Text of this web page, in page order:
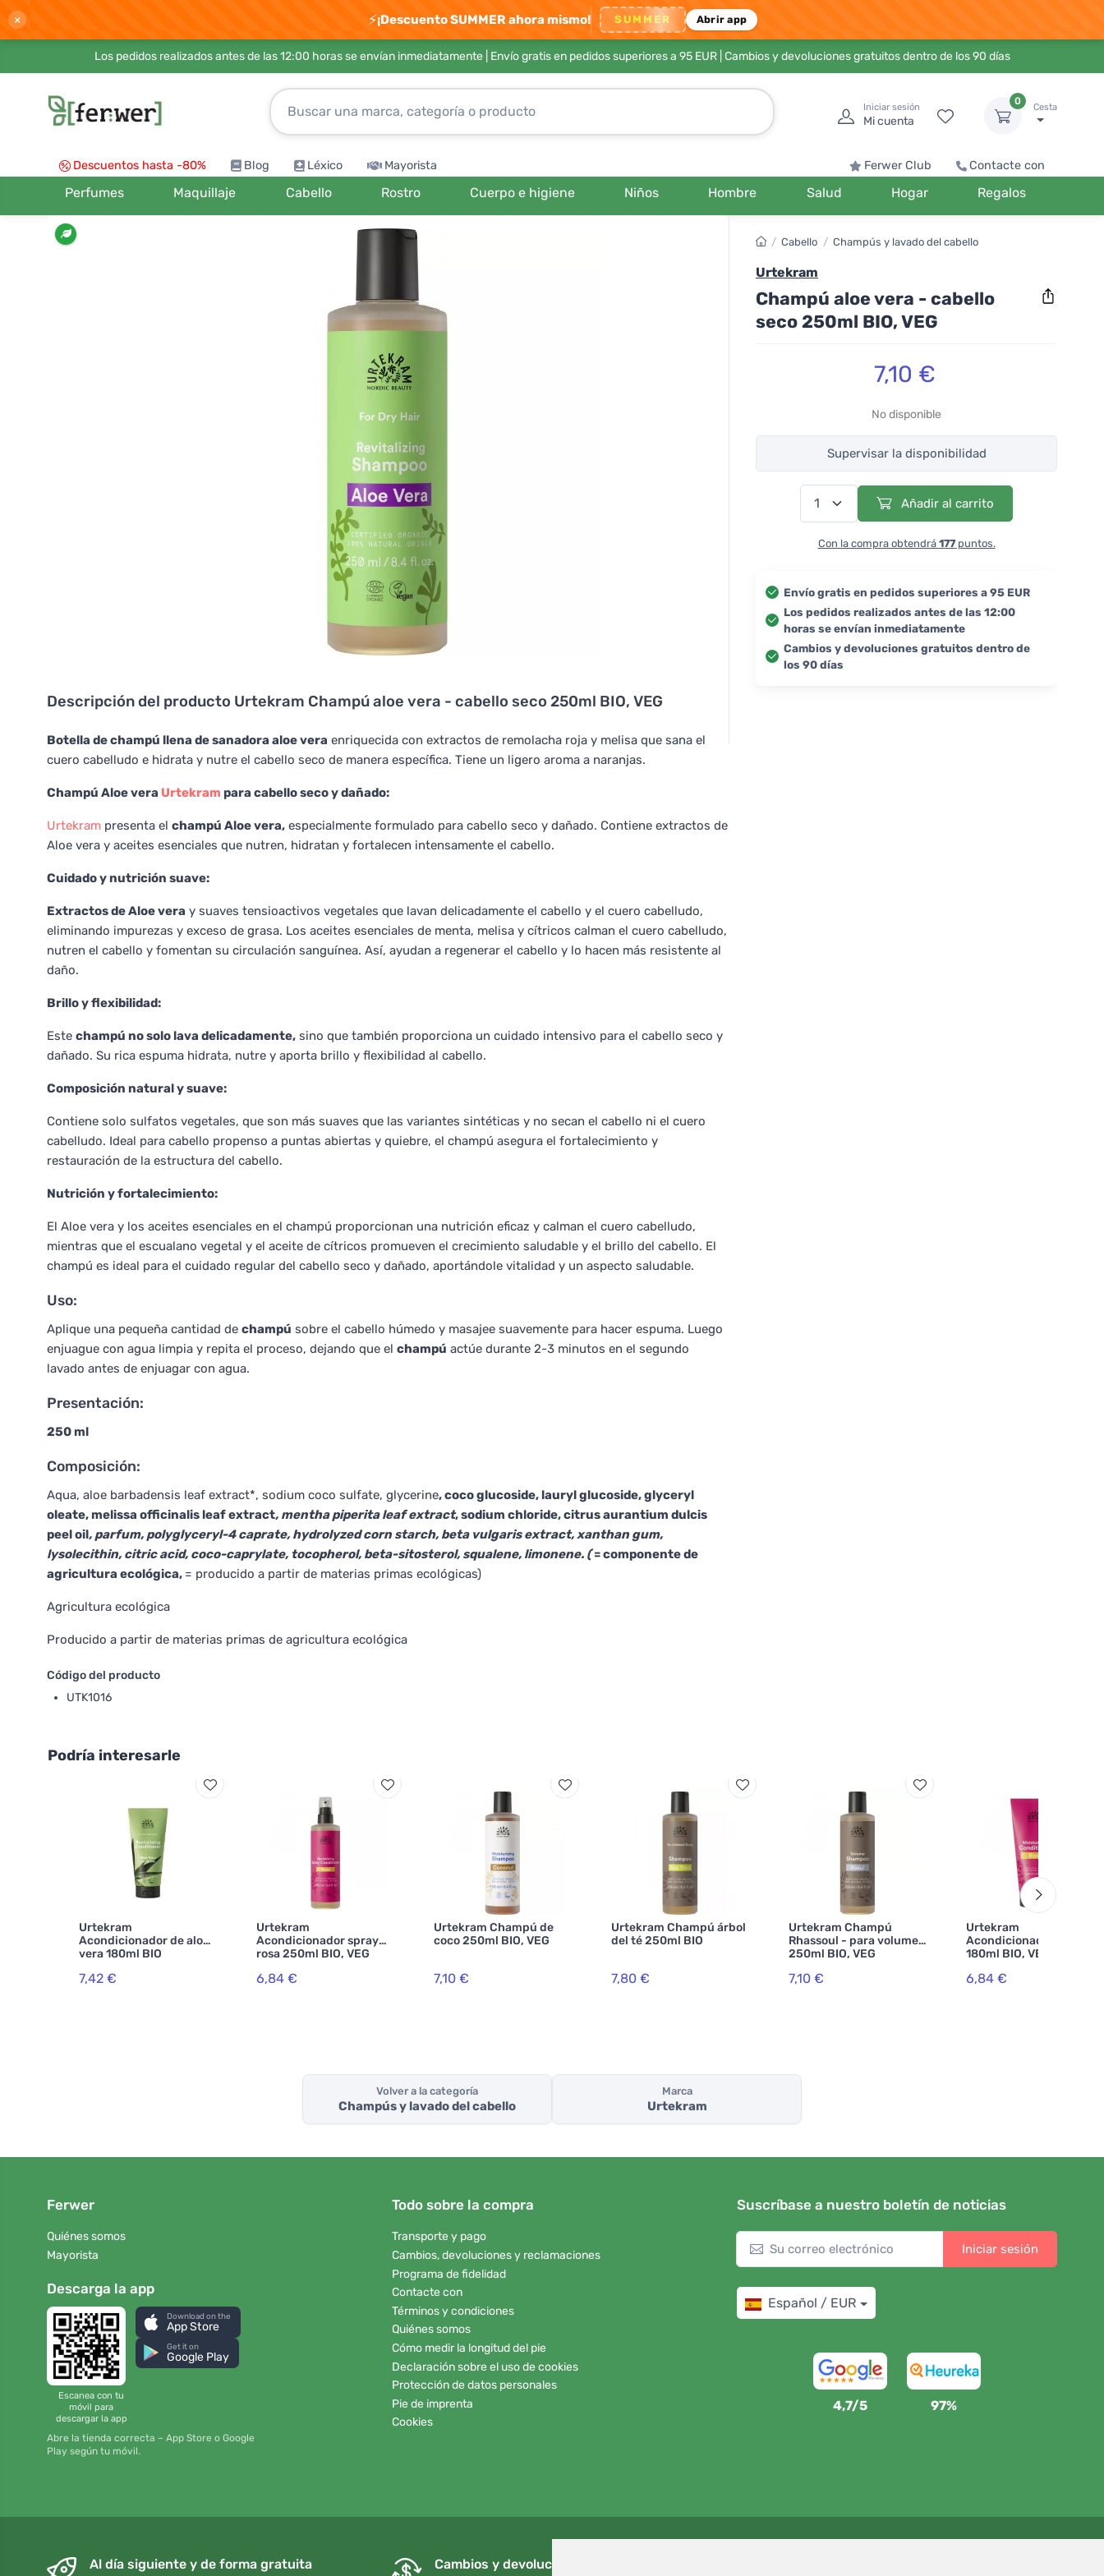
× ⚡¡Descuento SUMMER ahora mismo! SUMMER Abrir app
Los pedidos realizados antes de las 12:00 horas se envían inmediatamente | Envío gratis en pedidos superiores a 95 EUR| Cambios y devoluciones gratuitos dentro de los 90 días
Iniciar sesión
Mi cuenta
0
Cesta
Descuentos hasta -80% Blog Léxico Mayorista Ferwer Club Contacte con
Perfumes Maquillaje Cabello Rostro Cuerpo e higiene Niños Hombre Salud Hogar Regalos
Descripción del producto Urtekram Champú aloe vera - cabello seco 250ml BIO, VEG
Botella de champú llena de sanadora aloe vera enriquecida con extractos de remolacha roja y melisa que sana el
cuero cabelludo e hidrata y nutre el cabello seco de manera específica. Tiene un ligero aroma a naranjas.
Champú Aloe vera Urtekram para cabello seco y dañado:
Urtekram presenta el champú Aloe vera, especialmente formulado para cabello seco y dañado. Contiene extractos de
Aloe vera y aceites esenciales que nutren, hidratan y fortalecen intensamente el cabello.
Cuidado y nutrición suave:
Extractos de Aloe vera y suaves tensioactivos vegetales que lavan delicadamente el cabello y el cuero cabelludo,
eliminando impurezas y exceso de grasa. Los aceites esenciales de menta, melisa y cítricos calman el cuero cabelludo,
nutren el cabello y fomentan su circulación sanguínea. Así, ayudan a regenerar el cabello y lo hacen más resistente al
daño.
Brillo y flexibilidad:
Este champú no solo lava delicadamente, sino que también proporciona un cuidado intensivo para el cabello seco y
dañado. Su rica espuma hidrata, nutre y aporta brillo y flexibilidad al cabello.
Composición natural y suave:
Contiene solo sulfatos vegetales, que son más suaves que las variantes sintéticas y no secan el cabello ni el cuero
cabelludo. Ideal para cabello propenso a puntas abiertas y quiebre, el champú asegura el fortalecimiento y
restauración de la estructura del cabello.
Nutrición y fortalecimiento:
El Aloe vera y los aceites esenciales en el champú proporcionan una nutrición eficaz y calman el cuero cabelludo,
mientras que el escualano vegetal y el aceite de cítricos promueven el crecimiento saludable y el brillo del cabello. El
champú es ideal para el cuidado regular del cabello seco y dañado, aportándole vitalidad y un aspecto saludable.
Uso:
Aplique una pequeña cantidad de champú sobre el cabello húmedo y masajee suavemente para hacer espuma. Luego
enjuague con agua limpia y repita el proceso, dejando que el champú actúe durante 2-3 minutos en el segundo
lavado antes de enjuagar con agua.
Presentación:
250 ml
Composición:
Aqua, aloe barbadensis leaf extract*, sodium coco sulfate, glycerine, coco glucoside, lauryl glucoside, glyceryl
oleate, melissa officinalis leaf extract, mentha piperita leaf extract, sodium chloride, citrus aurantium dulcis
peel oil, parfum, polyglyceryl-4 caprate, hydrolyzed corn starch, beta vulgaris extract, xanthan gum,
lysolecithin, citric acid, coco-caprylate, tocopherol, beta-sitosterol, squalene, limonene. (= componente de
agricultura ecológica, = producido a partir de materias primas ecológicas)
Agricultura ecológica
Producido a partir de materias primas de agricultura ecológica
Código del producto
UTK1016
/ Cabello / Champús y lavado del cabello
Urtekram
Champú aloe vera - cabello
seco 250ml BIO, VEG
7,10 €
No disponible
Supervisar la disponibilidad
Añadir al carrito
Con la compra obtendrá 177puntos.
Envío gratis en pedidos superiores a 95 EUR
Los pedidos realizados antes de las 12:00
horas se envían inmediatamente
Cambios y devoluciones gratuitos dentro de
los 90 días
Podría interesarle
Urtekram
Acondicionador de aloe
vera 180ml BIO
7,42 €
Urtekram
Acondicionador spray
rosa 250ml BIO, VEG
6,84 €
Urtekram Champú de
coco 250ml BIO, VEG
7,10 €
Urtekram Champú árbol
del té 250ml BIO
7,80 €
Urtekram Champú
Rhassoul - para volumen
250ml BIO, VEG
7,10 €
Urtekram
Acondicionador rosa
180ml BIO, VEG
6,84 €
Volver a la categoría
Champús y lavado del cabello
Marca
Urtekram
Ferwer
Quiénes somos
Mayorista
Descarga la app
Escanea con tu
móvil para
descargar la app
Download on the
App Store
Get it on
Google Play
Abre la tienda correcta – App Store o Google
Play según tu móvil.
Todo sobre la compra
Transporte y pago
Cambios, devoluciones y reclamaciones
Programa de fidelidad
Contacte con
Términos y condiciones
Quiénes somos
Cómo medir la longitud del pie
Declaración sobre el uso de cookies
Protección de datos personales
Pie de imprenta
Cookies
Suscríbase a nuestro boletín de noticias
Iniciar sesión
Español / EUR
4,7/5 97%
Al día siguiente y de forma gratuita Cambios y devoluciones gratuitos